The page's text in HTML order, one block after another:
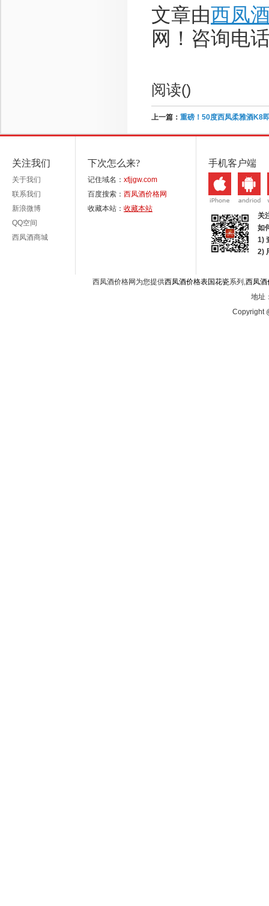
文章由西凤
网！咨询电
阅读()
上一篇： 重磅！50度西凤柔雅酒K8
关注我们
关于我们
联系我们
新浪微博
QQ空间
西凤酒商城
下次怎么来?
记住域名： xfjjgw.com
百度搜索： 西凤酒价格网
收藏本站： 收藏本站
手机客户端
关
如
1)
2)
西凤酒价格网为您提供西凤酒价格表国花瓷系列,西凤酒
地址
Copyright